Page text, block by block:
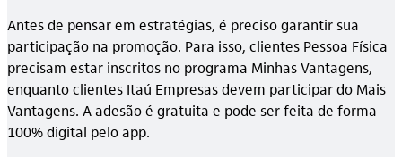
Antes de pensar em estratégias, é preciso garantir sua
participação na promoção. Para isso, clientes Pessoa Física
precisam estar inscritos no programa Minhas Vantagens,
enquanto clientes Itaú Empresas devem participar do Mais
Vantagens. A adesão é gratuita e pode ser feita de forma
100% digital pelo app.